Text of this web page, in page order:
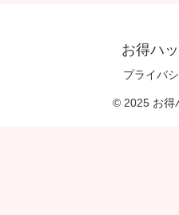
お得ハ
プライバ
© 2025 お得